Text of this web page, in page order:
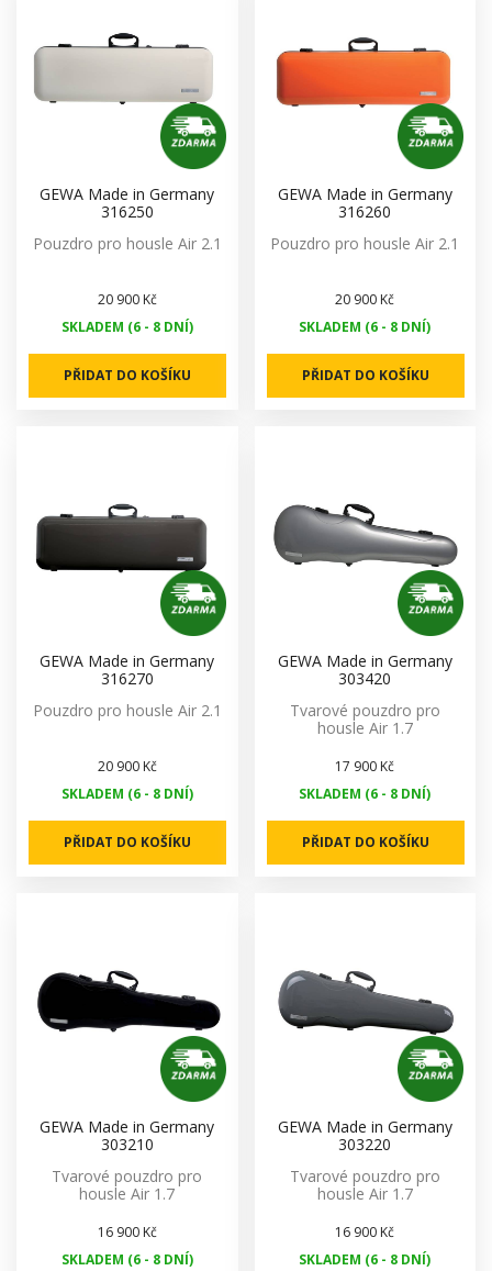
GEWA Made in Germany
316250
Pouzdro pro housle Air 2.1
20 900 Kč
SKLADEM (6 - 8 DNÍ)
PŘIDAT DO KOŠÍKU
GEWA Made in Germany
316260
Pouzdro pro housle Air 2.1
20 900 Kč
SKLADEM (6 - 8 DNÍ)
PŘIDAT DO KOŠÍKU
GEWA Made in Germany
316270
Pouzdro pro housle Air 2.1
20 900 Kč
SKLADEM (6 - 8 DNÍ)
PŘIDAT DO KOŠÍKU
GEWA Made in Germany
303420
Tvarové pouzdro pro
housle Air 1.7
17 900 Kč
SKLADEM (6 - 8 DNÍ)
PŘIDAT DO KOŠÍKU
GEWA Made in Germany
303210
Tvarové pouzdro pro
housle Air 1.7
16 900 Kč
SKLADEM (6 - 8 DNÍ)
GEWA Made in Germany
303220
Tvarové pouzdro pro
housle Air 1.7
16 900 Kč
SKLADEM (6 - 8 DNÍ)